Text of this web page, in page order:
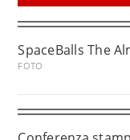
SpaceBalls The
FOTO